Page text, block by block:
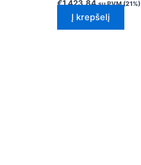
€1,423.84 su PVM (21%)
Į krepšelį